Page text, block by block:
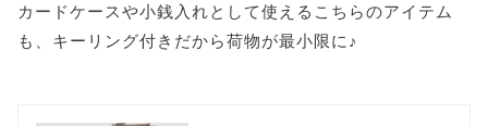
カードケースや小銭入れとして使えるこちらのアイテム
も、キーリング付きだから荷物が最小限に♪